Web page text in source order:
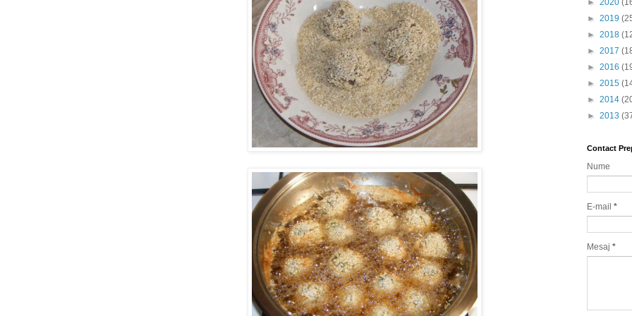
► 2020
► 2019
► 2018
► 2017
► 2016
► 2015
► 2014
► 2013
Contact
Nume
E-mail *
Mesaj *